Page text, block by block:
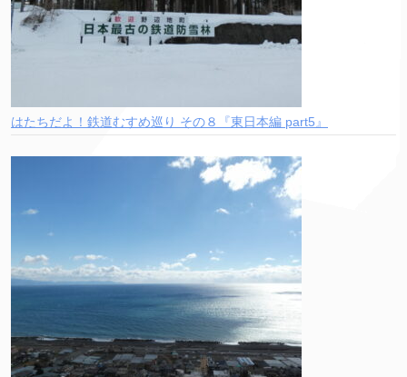
はたちだよ！鉄道むすめ巡り その８『東日本編 part5』